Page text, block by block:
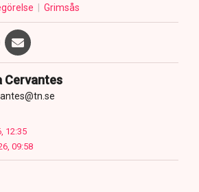
Grimsås
Cervantes
12:35
09:58